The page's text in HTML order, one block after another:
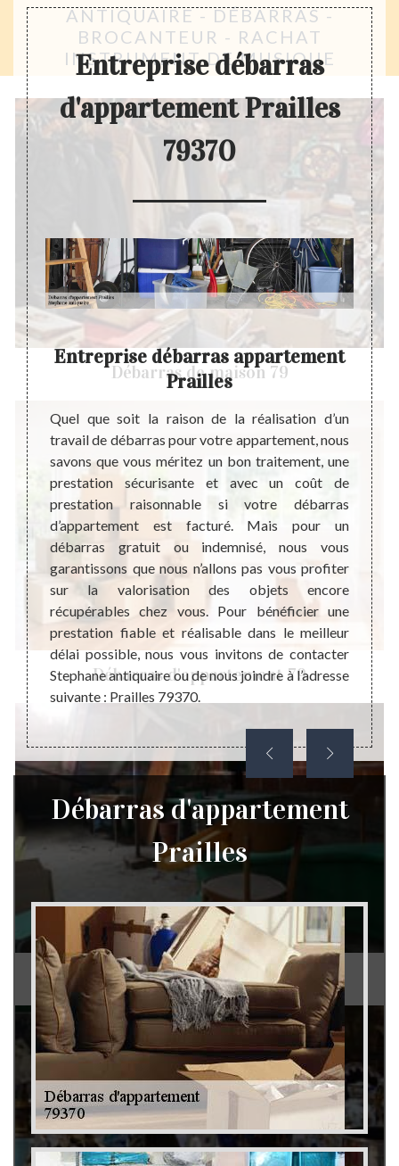
ANTIQUAIRE - DÉBARRAS -
BROCANTEUR - RACHAT
INSTRUMENT DE MUSIQUE
Débarras de maison 79
Débarras d'appartement 79
Débarras de grenier et cave 79
Entreprise débarras
d'appartement Prailles
79370
que
Cela
des
de
à
de
Entreprise débarras appartement
Prailles
Quel que soit la raison de la réalisation d’un
travail de débarras pour votre appartement, nous
savons que vous méritez un bon traitement, une
prestation sécurisante et avec un coût de
prestation raisonnable si votre débarras
d’appartement est facturé. Mais pour un
débarras gratuit ou indemnisé, nous vous
garantissons que nous n’allons pas vous profiter
sur la valorisation des objets encore
récupérables chez vous. Pour bénéficier une
prestation fiable et réalisable dans le meilleur
délai possible, nous vous invitons de contacter
Stephane antiquaire ou de nous joindre à l’adresse
suivante : Prailles 79370.
est
Débarras d'appartement
Prailles